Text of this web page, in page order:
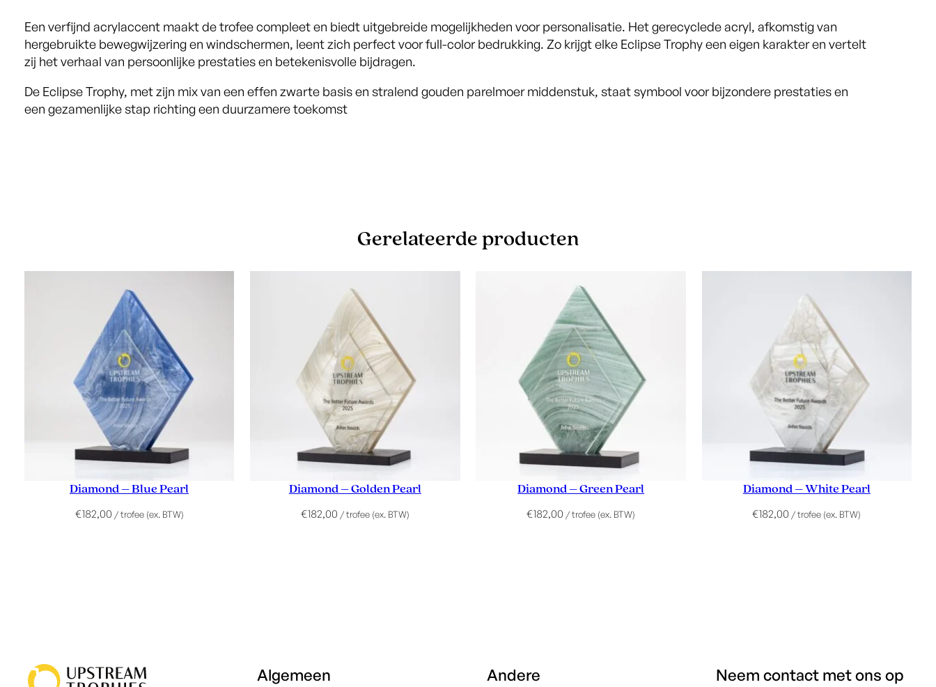
Een verfijnd acrylaccent maakt de trofee compleet en biedt uitgebreide mogelijkheden voor personalisatie. Het gerecyclede acryl, afkomstig van
hergebruikte bewegwijzering en windschermen, leent zich perfect voor full-color bedrukking. Zo krijgt elke Eclipse Trophy een eigen karakter en vertelt
zij het verhaal van persoonlijke prestaties en betekenisvolle bijdragen.
De Eclipse Trophy, met zijn mix van een effen zwarte basis en stralend gouden parelmoer middenstuk, staat symbool voor bijzondere prestaties en
een gezamenlijke stap richting een duurzamere toekomst
Gerelateerde producten
Diamond – Blue Pearl
€182,00 / trofee (ex. BTW)
Diamond – Golden Pearl
€182,00 / trofee (ex. BTW)
Diamond – Green Pearl
€182,00 / trofee (ex. BTW)
Diamond – White Pearl
€182,00 / trofee (ex. BTW)
Algemeen Andere Neem contact met ons op